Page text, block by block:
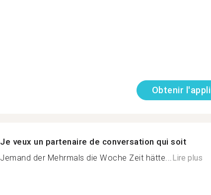
Obtenir l'appli
Je veux un partenaire de conversation qui soit
Jemand der Mehrmals die Woche Zeit hätte...Lire plus